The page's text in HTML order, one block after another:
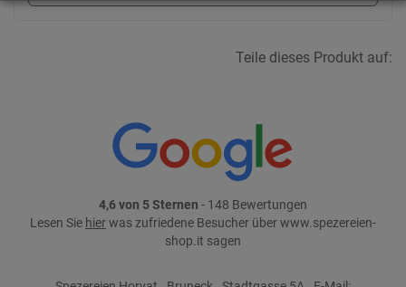
Teile dieses Produkt auf:
4,6 von 5 Sternen - 148 Bewertungen
Lesen Sie hierwas zufriedene Besucher über www.spezereien-
shop.it sagen